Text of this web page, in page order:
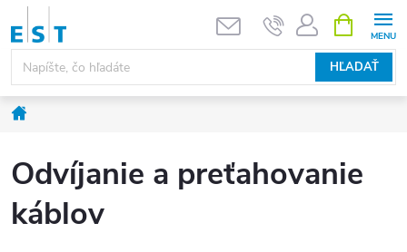
Prejsť
obsah
HĽADAŤ
KOŠÍK
Domov
Odvíjanie a preťahovanie
káblov